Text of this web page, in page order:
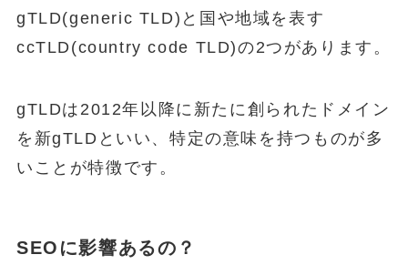
gTLD(generic TLD)と国や地域を表す
ccTLD(country code TLD)の2つがあります。
gTLDは2012年以降に新たに創られたドメイン
を新gTLDといい、特定の意味を持つものが多
いことが特徴です。
SEOに影響あるの？